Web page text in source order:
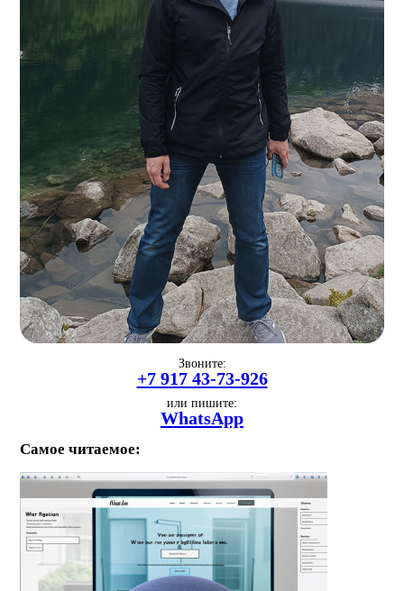
Звоните:
+7 917 43-73-926
или пишите:
WhatsApp
Самое читаемое: